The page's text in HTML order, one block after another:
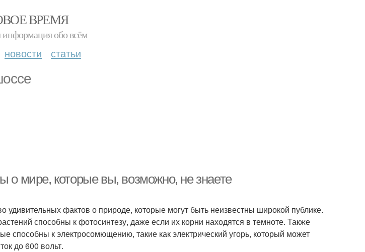
ВРЕМЯ
информация обо всём
новости статьи
о мире, которые вы, возможно, не знаете
удивительных фактов о природе, которые могут быть неизвестны широкой публике.
способны к фотосинтезу, даже если их корни находятся в темноте. Также
способны к электросомющению, такие как электрический угорь, который может
до 600 вольт.